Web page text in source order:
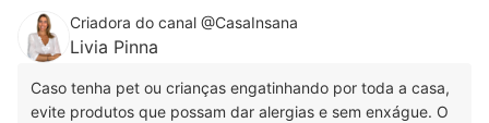
Criadora do canal @CasaInsana
Livia Pinna
Caso tenha pet ou crianças engatinhando por toda a casa,
evite produtos que possam dar alergias e sem enxágue. O